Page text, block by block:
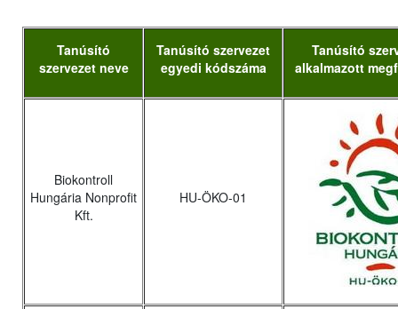
Tanúsító
szervezet neve
Tanúsító szervezet
egyedi kódszáma
Tanúsító
alkalmazott
Biokontroll
Hungária Nonprofit
Kft.
HU-ÖKO-01